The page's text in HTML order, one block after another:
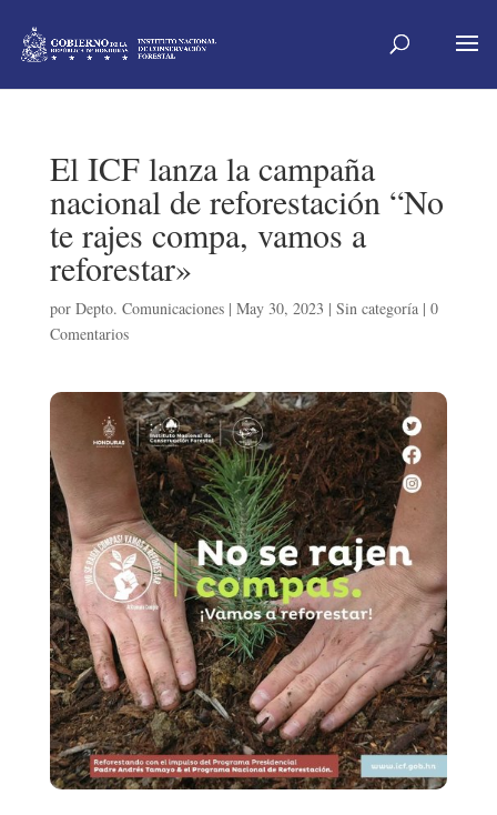
El ICF lanza la campaña
nacional de reforestación “No
te rajes compa, vamos a
reforestar»
por Depto. Comunicaciones| May 30, 2023 | Sin categoría| 0
Comentarios